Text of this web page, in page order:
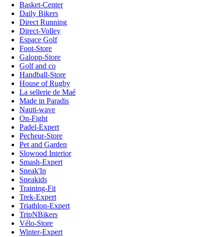
Basket-Center
Daily Bikers
Direct Running
Direct-Volley
Espace Golf
Foot-Store
Galopp-Store
Golf and co
Handball-Store
House of Rugby
La sellerie de Maé
Made in Paradis
Nauti-wave
On-Fight
Padel-Expert
Pecheur-Store
Pet and Garden
Slowood Interior
Smash-Expert
Sneak'In
Sneakids
Training-Fit
Trek-Expert
Triathlon-Expert
TripNBikers
Vélo-Store
Winter-Expert